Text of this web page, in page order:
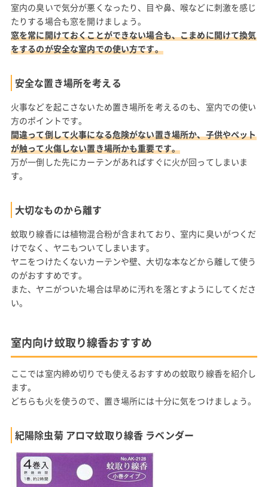
室内の臭いで気分が悪くなったり、目や鼻、喉などに刺激を感じ
たりする場合も窓を開けましょう。
窓を常に開けておくことができない場合も、こまめに開けて換気
をするのが安全な室内での使い方です。
安全な置き場所を考える
火事などを起こさないため置き場所を考えるのも、室内での使い
方のポイントです。
間違って倒して火事になる危険がない置き場所か、子供やペット
が触って火傷しない置き場所かも重要です。
万が一倒した先にカーテンがあればすぐに火が回ってしまいま
す。
大切なものから離す
蚊取り線香には植物混合粉が含まれており、室内に臭いがつくだ
けでなく、ヤニもついてしまいます。
ヤニをつけたくないカーテンや壁、大切な本などから離して使う
のがおすすめです。
また、ヤニがついた場合は早めに汚れを落とすようにしてくださ
い。
室内向け蚊取り線香おすすめ
ここでは室内締め切りでも使えるおすすめの蚊取り線香を紹介し
ます。
どちらも火を使うので、置き場所には十分に気をつけましょう。
紀陽除虫菊 アロマ蚊取り線香 ラベンダー